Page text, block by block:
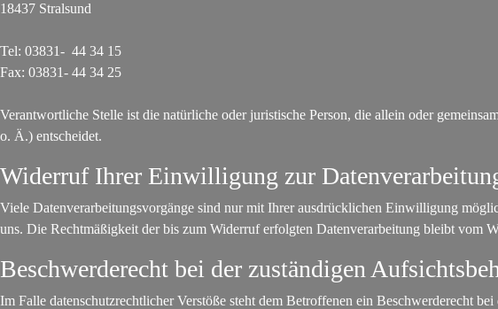
18437 Stralsund
Tel: 03831- 44 34 15
Fax: 03831- 44 34 25
Verantwortliche Stelle ist die natürliche oder juristische Person, die allein oder
o. Ä.) entscheidet.
Widerruf Ihrer Einwilligung zur
Viele Datenverarbeitungsvorgänge sind nur mit Ihrer ausdrücklichen Einwilligung
uns. Die Rechtmäßigkeit der bis zum Widerruf erfolgten Datenverarbeitung bleibt vom
Beschwerderecht bei der zuständigen
Im Falle datenschutzrechtlicher Verstöße steht dem Betroffenen ein Beschwerderecht